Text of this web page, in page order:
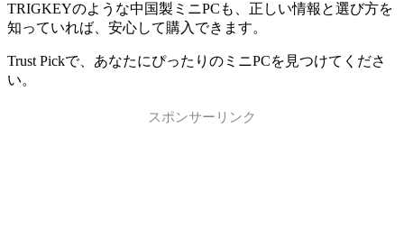
TRIGKEYのような中国製ミニPCも、正しい情報と選び方を
知っていれば、安心して購入できます。
Trust Pickで、あなたにぴったりのミニPCを見つけてくださ
い。
スポンサーリンク